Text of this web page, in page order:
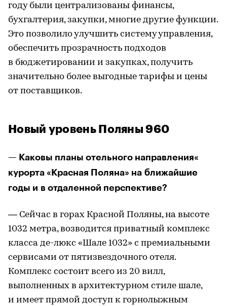
году были централизованы финансы,
бухгалтерия, закупки, многие другие функции.
Это позволило улучшить систему управления,
обеспечить прозрачность подходов
в бюджетировании и закупках, получить
значительно более выгодные тарифы и цены
от поставщиков.
Новый уровень Поляны 960
— Каковы планы отельного направления«
курорта «Красная Поляна» на ближайшие
годы и в отдаленной перспективе?
— Сейчас в горах Красной Поляны, на высоте
1032 метра, возводится приватный комплекс
класса де-люкс «Шале 1032» с премиальными
сервисами от пятизвездочного отеля.
Комплекс состоит всего из 20 вилл,
выполненных в архитектурном стиле шале,
и имеет прямой доступ к горнолыжным